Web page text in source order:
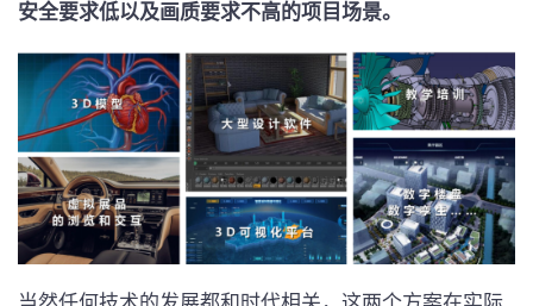
安全要求低以及画质要求不高的项目 场景。